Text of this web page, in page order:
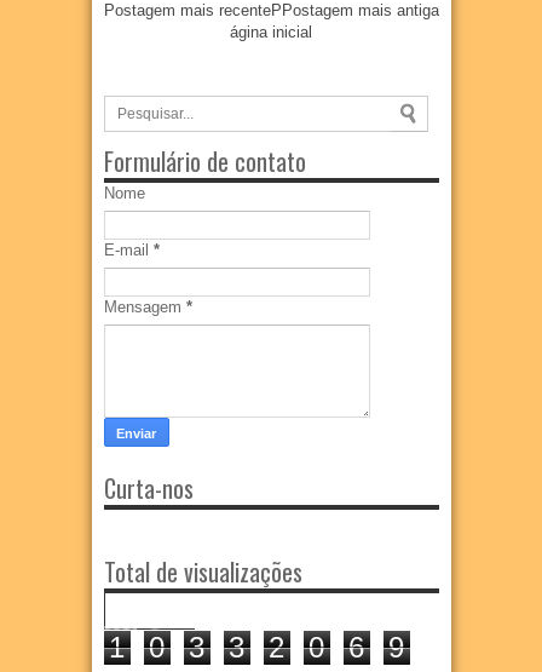
Postagem mais recente Postagem mais antiga
P
ágina inicial
Formulário de contato
Nome
E-mail *
Mensagem *
Curta-nos
Total de visualizações
1 0 3 3 2 0 6 9